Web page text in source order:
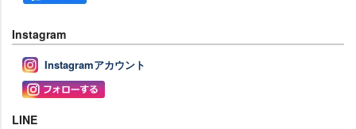
Instagram
Instagramアカウント
LINE